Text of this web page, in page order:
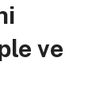
ve